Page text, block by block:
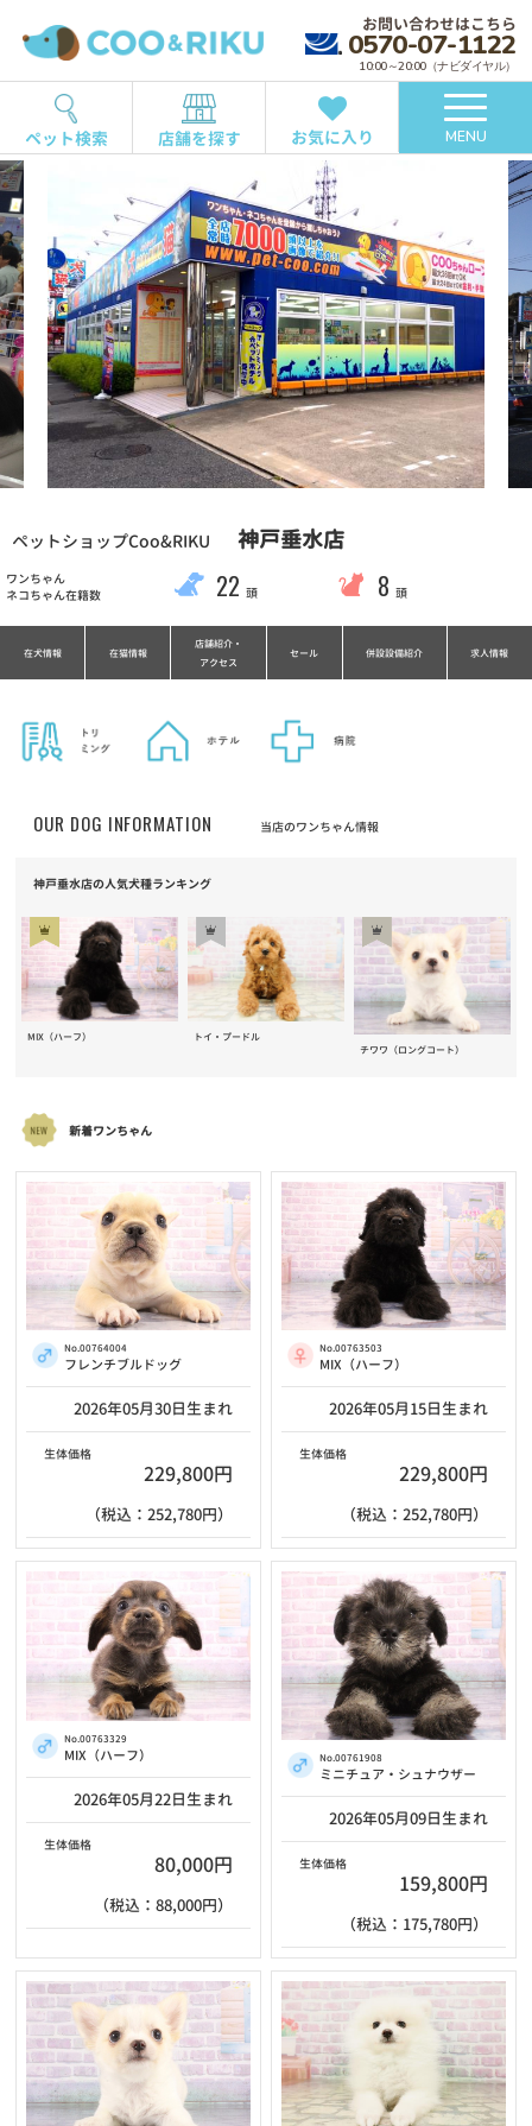
お問い合わせはこちら
0570-07-1122
10:00～20:00（ナビダイヤル）
ペット検索 店舗を探す お気に入り MENU
ペットショップCoo&RIKU 神戸垂水店
ワンちゃん
ネコちゃん在籍数
22 頭 8 頭
在犬情報 在猫情報
店舗紹介・
アクセス
セール 併設設備紹介 求人情報
OUR DOG INFORMATION 当店のワンちゃん情報
神戸垂水店の人気犬種ランキング
MIX（ハーフ）
トイ・プードル
チワワ（ロングコート）
新着ワンちゃん
No.00764004
フレンチブルドッグ
2026年05月30日生まれ
生体価格
229,800円
（税込：252,780円）
No.00763503
MIX（ハーフ）
2026年05月15日生まれ
生体価格
229,800円
（税込：252,780円）
No.00763329
MIX（ハーフ）
2026年05月22日生まれ
生体価格
80,000円
（税込：88,000円）
No.00761908
ミニチュア・シュナウザー
2026年05月09日生まれ
生体価格
159,800円
（税込：175,780円）